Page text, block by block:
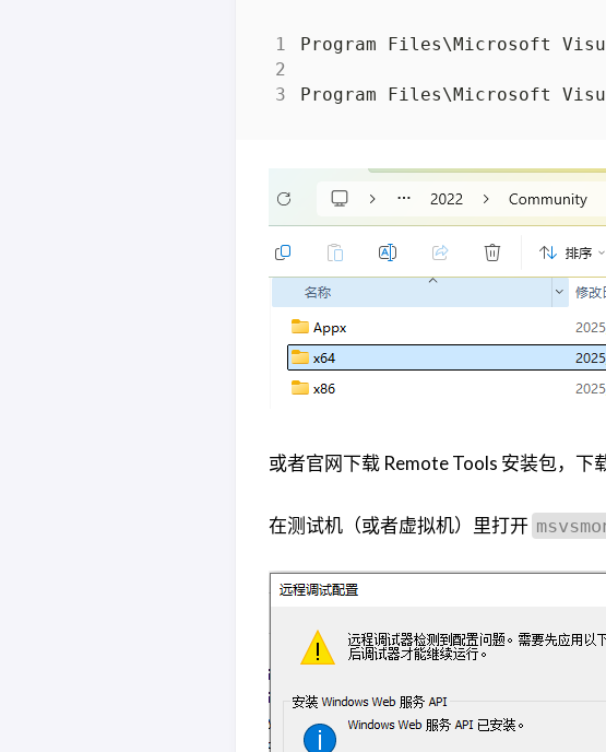
或者官网下载 Remote Tools 安装包，下
在测试机（或者虚拟机）里打开